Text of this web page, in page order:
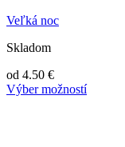
Veľká noc
Skladom
od 4.50 €
Výber možností